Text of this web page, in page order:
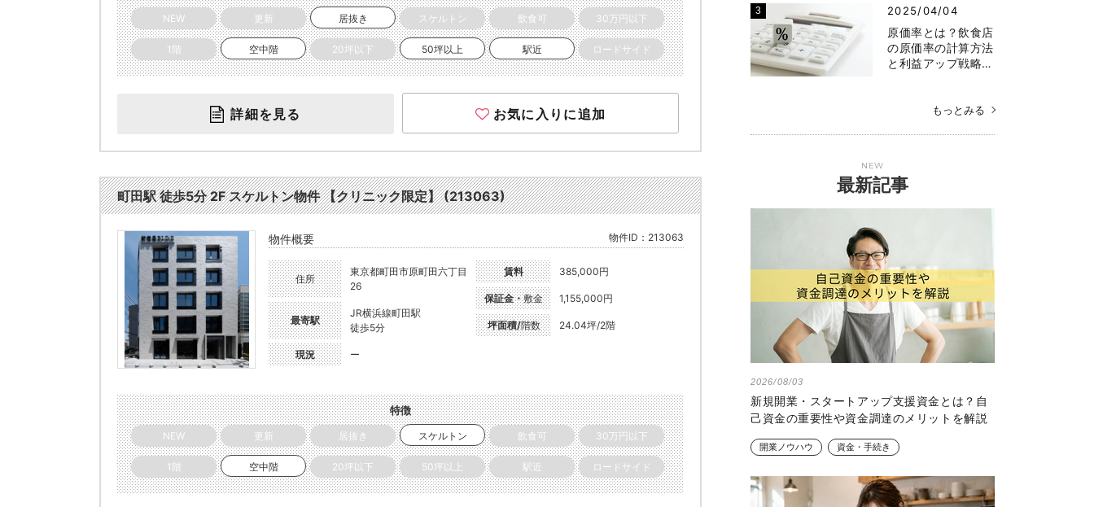
NEW 更新 居抜き スケルトン 飲食可 30万円以下
1階 空中階 20坪以下 50坪以上 駅近 ロードサイド
詳細を見る お気に入りに追加
町田駅 徒歩5分 2F スケルトン物件 【クリニック限定】 (213063)
物件概要 物件ID：213063
住所
東京都町田市原町田六丁目
26
最寄駅
JR横浜線町田駅
徒歩5分
現況 ー
賃料 385,000円
保証金・敷金 1,155,000円
坪面積/階数 24.04坪/2階
特徴
NEW 更新 居抜き スケルトン 飲食可 30万円以下
1階 空中階 20坪以下 50坪以上 駅近 ロードサイド
2025/04/04
原価率とは？飲食店
の原価率の計算方法
と利益アップ戦略…
もっとみる
NEW
最新記事
2026/08/03
新規開業・スタートアップ支援資金とは？自
己資金の重要性や資金調達のメリットを解説
開業ノウハウ 資金・手続き